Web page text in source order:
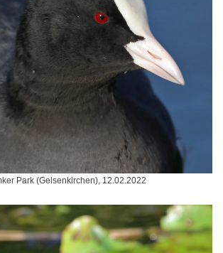
Park (Gelsenkirchen), 12.02.2022